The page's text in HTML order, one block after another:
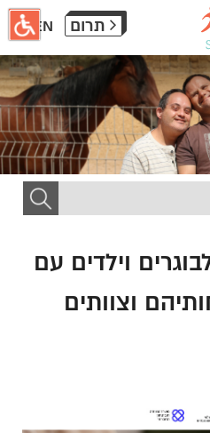
תרום EN
וילדים עם
וצוותים